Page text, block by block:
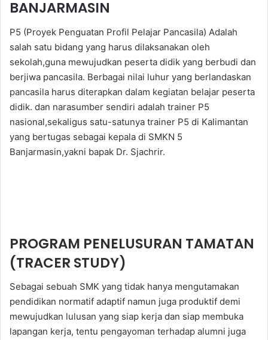
BANJARMASIN
P5 (Proyek Penguatan Profil Pelajar Pancasila) Adalah
salah satu bidang yang harus dilaksanakan oleh
sekolah,guna mewujudkan peserta didik yang berbudi dan
berjiwa pancasila. Berbagai nilai luhur yang berlandaskan
pancasila harus diterapkan dalam kegiatan belajar peserta
didik. dan narasumber sendiri adalah trainer P5
nasional,sekaligus satu-satunya trainer P5 di Kalimantan
yang bertugas sebagai kepala di SMKN 5
Banjarmasin,yakni bapak Dr. Sjachrir.
PROGRAM PENELUSURAN TAMATAN
(TRACER STUDY)
Sebagai sebuah SMK yang tidak hanya mengutamakan
pendidikan normatif adaptif namun juga produktif demi
mewujudkan lulusan yang siap kerja dan siap membuka
lapangan kerja, tentu pengayoman terhadap alumni juga